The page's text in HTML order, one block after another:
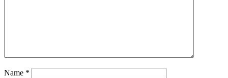
Name *